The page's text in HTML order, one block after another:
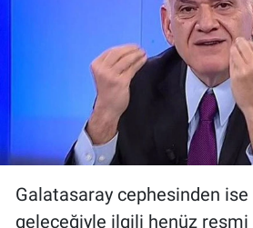
Galatasaray cephesinden
geleceğiyle ilgili henüz resmi